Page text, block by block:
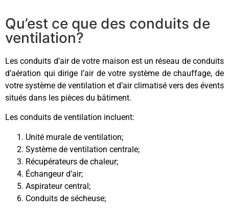
Qu’est ce que des conduits de
ventilation?
Les conduits d’air de votre maison est un réseau de conduits
d’aération qui dirige l’air de votre système de chauffage, de
votre système de ventilation et d’air climatisé vers des évents
situés dans les pièces du bâtiment.
Les conduits de ventilation incluent:
Unité murale de ventilation;
Système de ventilation centrale;
Récupérateurs de chaleur;
Échangeur d’air;
Aspirateur central;
Conduits de sécheuse;